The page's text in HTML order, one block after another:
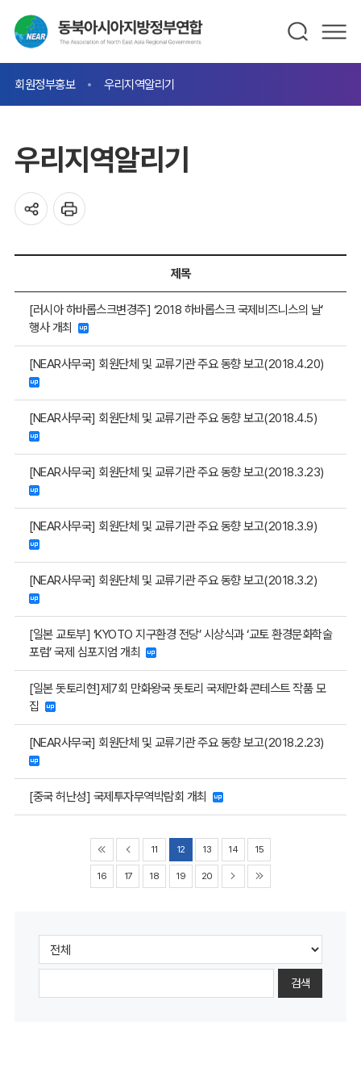
회원정부홍보 우리지역알리기
우리지역알리기
제목
[러시아 하바롭스크변경주] ‘2018 하바롭스크 국제비즈니스의 날’
행사 개최
[NEAR사무국] 회원단체 및 교류기관 주요 동향 보고(2018.4.20)
[NEAR사무국] 회원단체 및 교류기관 주요 동향 보고(2018.4.5)
[NEAR사무국] 회원단체 및 교류기관 주요 동향 보고(2018.3.23)
[NEAR사무국] 회원단체 및 교류기관 주요 동향 보고(2018.3.9)
[NEAR사무국] 회원단체 및 교류기관 주요 동향 보고(2018.3.2)
[일본 교토부] ‘KYOTO 지구환경 전당’ 시상식과 ‘교토 환경문화학술
포럼’ 국제 심포지엄 개최
[일본 돗토리현]제7회 만화왕국 돗토리 국제만화 콘테스트 작품 모
집
[NEAR사무국] 회원단체 및 교류기관 주요 동향 보고(2018.2.23)
[중국 허난성] 국제투자무역박람회 개최
11 12 13 14 15
16 17 18 19 20
검색